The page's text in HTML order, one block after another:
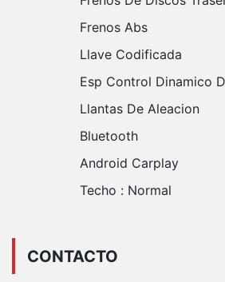
Frenos Abs
Llave Codificada
Esp Control Dinamico
Llantas De Aleacion
Bluetooth
Android Carplay
Techo : Normal
CONTACTO